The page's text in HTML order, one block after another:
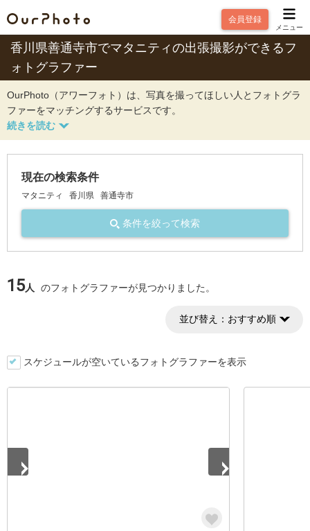
会員登録
メニュー
香川県善通寺市でマタニティの出張撮影ができるフ
ォトグラファー
OurPhoto（アワーフォト）は、写真を撮ってほしい人とフォトグラ
ファーをマッチングするサービスです。
現在の検索条件
マタニティ 香川県 善通寺市
条件を絞って検索
15人 のフォトグラファーが見つかりました。
並び替え： おすすめ順
スケジュールが空いているフォトグラファーを表示